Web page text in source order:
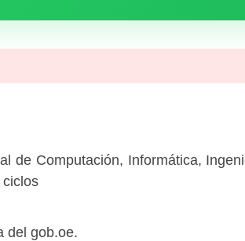
de Computación, Informática,
del gob.oe.